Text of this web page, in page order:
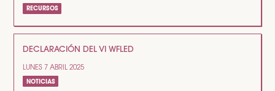
RECURSOS
DECLARACIÓN DEL VI WFLED
LUNES 7 ABRIL 2025
NOTICIAS